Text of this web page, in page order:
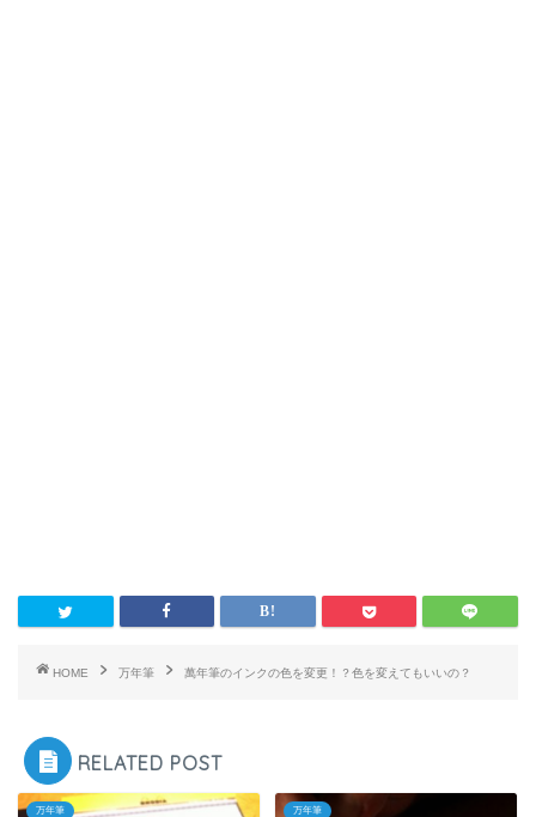
HOME 万年筆 萬年筆のインクの色を変更！？色を変えてもいいの？
RELATED POST
万年筆 万年筆